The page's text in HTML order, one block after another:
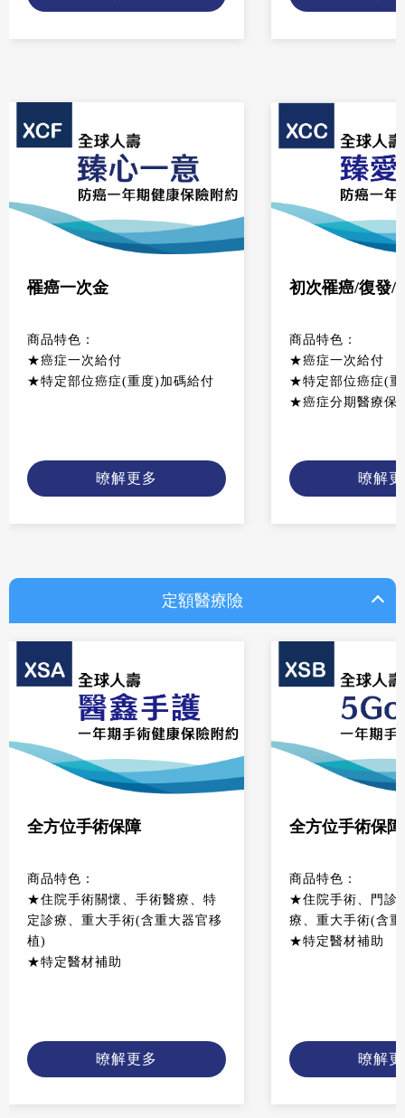
罹癌一次金
商品特色：
★癌症一次給付
★特定部位癌症(重度)加碼給付
暸解更多
初次罹癌/復發/
商品特色：
★癌症一次給付
★特定部位癌症(重
★癌症分期醫療保
暸解
定額醫療險
全方位手術保障
商品特色：
★住院手術關懷、手術醫療、特
定診療、重大手術(含重大器官移
植)
★特定醫材補助
暸解更多
全方位手術保障
商品特色：
★住院手術、門診
療、重大手術(含
★特定醫材補助
暸解